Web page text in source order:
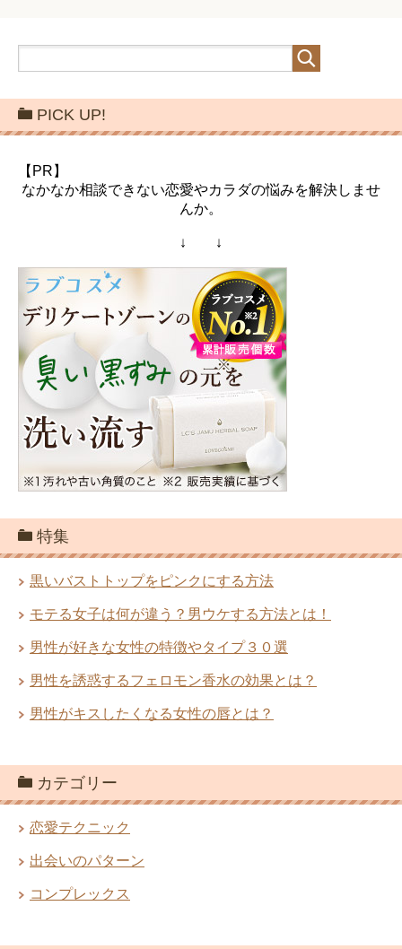
PICK UP!
【PR】
なかなか相談できない恋愛やカラダの悩みを解決しませ
んか。
↓ ↓
特集
黒いバストトップをピンクにする方法
モテる女子は何が違う？男ウケする方法とは！
男性が好きな女性の特徴やタイプ３０選
男性を誘惑するフェロモン香水の効果とは？
男性がキスしたくなる女性の唇とは？
カテゴリー
恋愛テクニック
出会いのパターン
コンプレックス